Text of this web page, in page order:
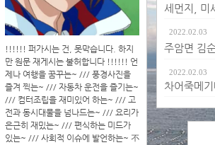
!!!!!! 퍼가시는 건, 못막습니다. 하지
만 원문 재게시는 불허합니다 !!!!!! 언
제나 여행을 꿈꾸는~ /// 풍경사진을
즐겨 찍는~ /// 자동차 운전을 즐기는~
/// 컴터조립을 재미있어 하는~ /// 고
전과 동시대물을 넘나드는~ /// 요리가
은근히 재밌는~ /// 편식하는 미드가
있는~ /// 사회적 이슈에 발언하는~ 不
세먼지, 미
2022.02.03
주암면 김
2022.02.03
차어죽메